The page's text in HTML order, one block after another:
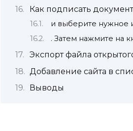
Как подписать
и выберите нужное
. Затем нажмите на
Экспорт файла
Добавление сайта в
Выводы